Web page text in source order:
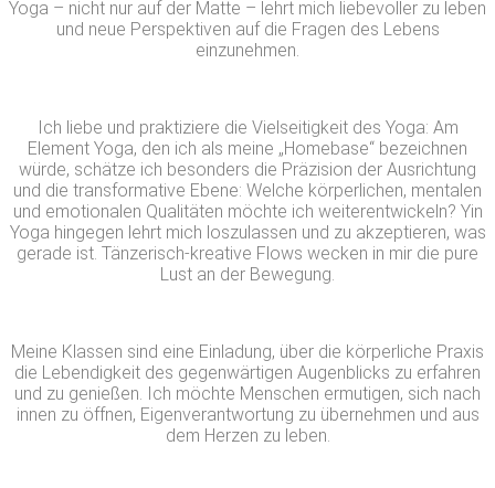
Yoga – nicht nur auf der Matte – lehrt mich liebevoller zu leben
und neue Perspektiven auf die Fragen des Lebens
einzunehmen.
Ich liebe und praktiziere die Vielseitigkeit des Yoga: Am
Element Yoga, den ich als meine „Homebase“ bezeichnen
würde, schätze ich besonders die Präzision der Ausrichtung
und die transformative Ebene: Welche körperlichen, mentalen
und emotionalen Qualitäten möchte ich weiterentwickeln? Yin
Yoga hingegen lehrt mich loszulassen und zu akzeptieren, was
gerade ist. Tänzerisch-kreative Flows wecken in mir die pure
Lust an der Bewegung.
Meine Klassen sind eine Einladung, über die körperliche Praxis
die Lebendigkeit des gegenwärtigen Augenblicks zu erfahren
und zu genießen. Ich möchte Menschen ermutigen, sich nach
innen zu öffnen, Eigenverantwortung zu übernehmen und aus
dem Herzen zu leben.